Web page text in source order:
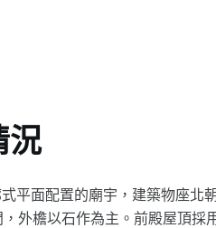
況
平面配置的廟宇，建築物座北
外檐以石作為主。前殿屋頂採